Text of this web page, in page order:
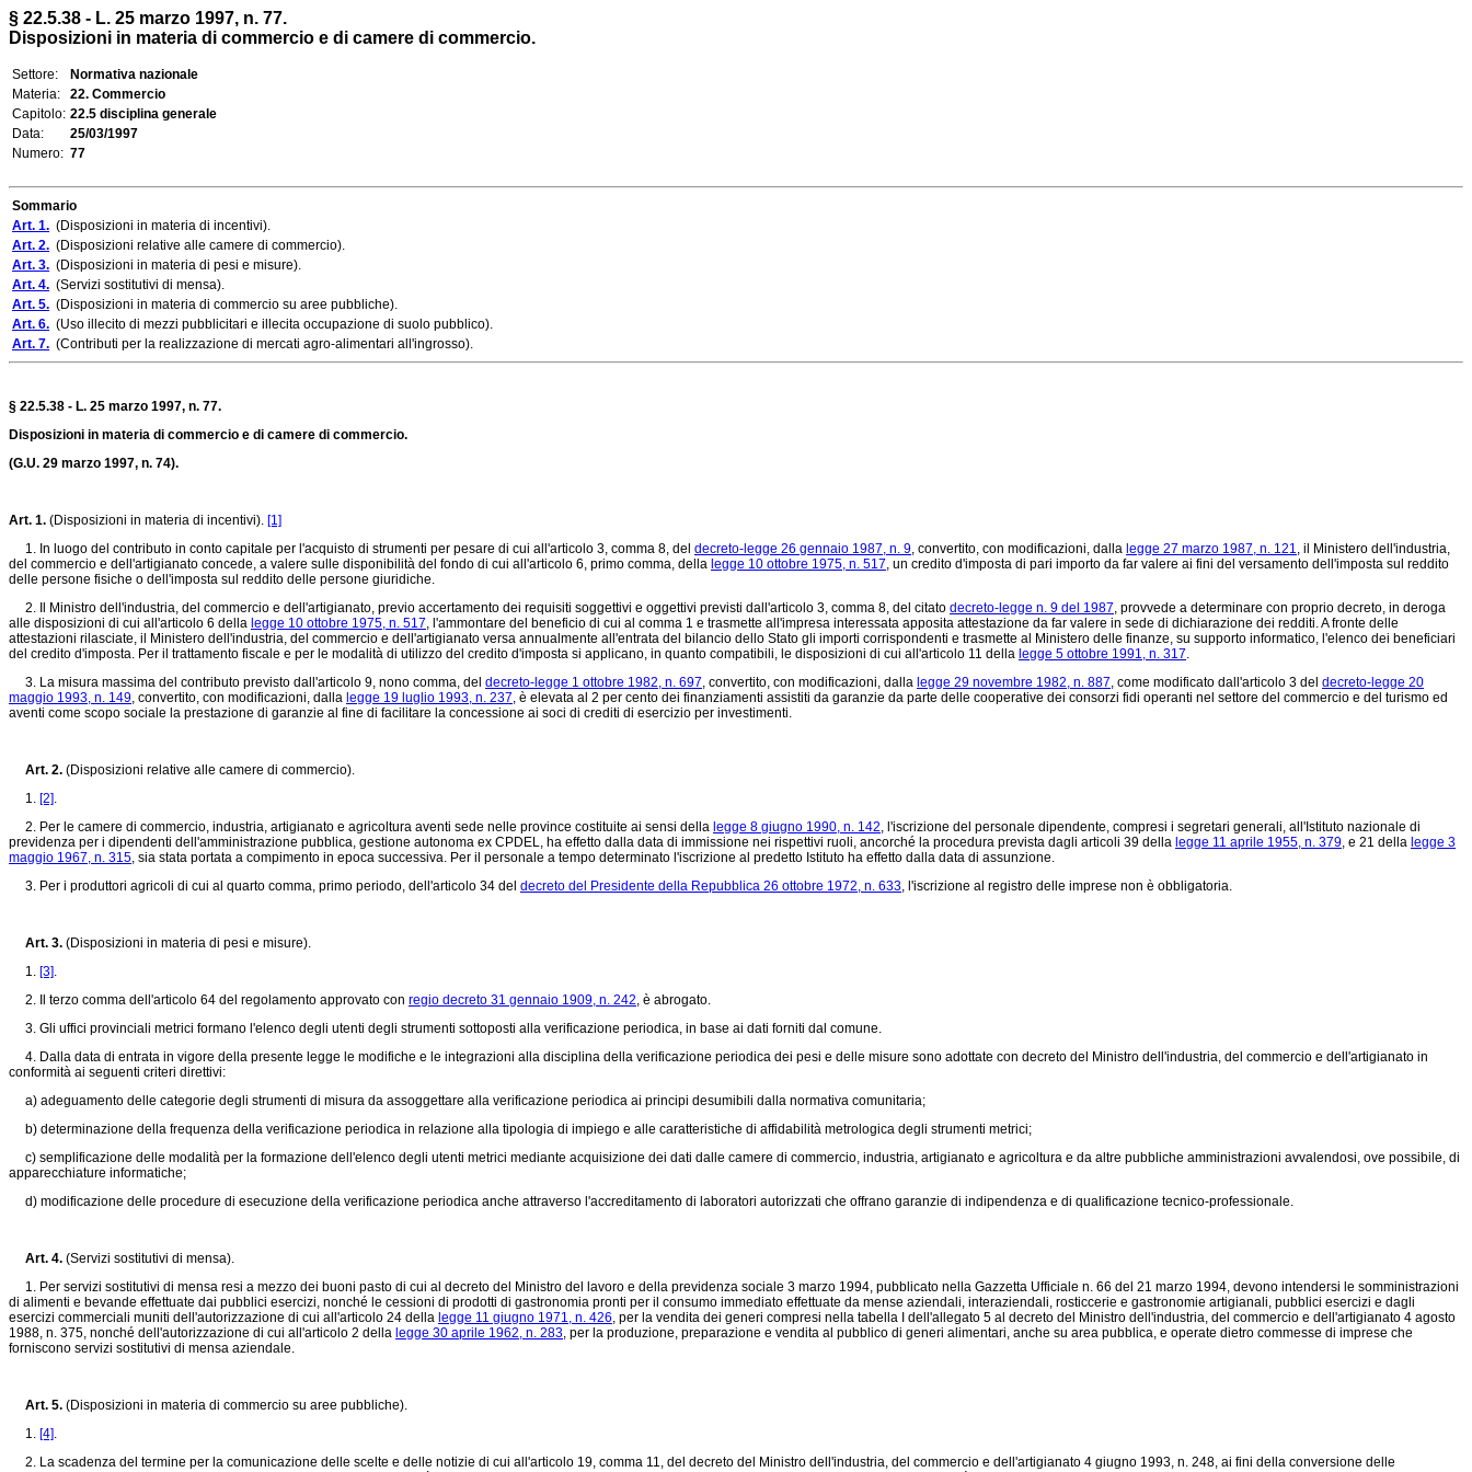
§ 22.5.38 - L. 25 marzo 1997, n. 77.
Disposizioni in materia di commercio e di camere di commercio.
Settore:
Normativa nazionale
Materia:
22. Commercio
Capitolo: 22.5 disciplina generale
Data:
25/03/1997
Numero: 77
Sommario
Art. 1. (Disposizioni in materia di incentivi).
Art. 2. (Disposizioni relative alle camere di commercio).
Art. 3. (Disposizioni in materia di pesi e misure).
Art. 4. (Servizi sostitutivi di mensa).
Art. 5. (Disposizioni in materia di commercio su aree pubbliche).
Art. 6. (Uso illecito di mezzi pubblicitari e illecita occupazione di suolo pubblico).
Art. 7. (Contributi per la realizzazione di mercati agro-alimentari all'ingrosso).
§ 22.5.38 - L. 25 marzo 1997, n. 77.
Disposizioni in materia di commercio e di camere di commercio.
(G.U. 29 marzo 1997, n. 74).
Art. 1. (Disposizioni in materia di incentivi). [1]
1. In luogo del contributo in conto capitale per l'acquisto di strumenti per pesare di cui all'articolo 3, comma 8, del decreto-legge 26 gennaio 1987, n. 9, convertito, con modificazioni, dalla legge 27 marzo 1987, n. 121, il Ministero dell'industria,
del commercio e dell'artigianato concede, a valere sulle disponibilità del fondo di cui all'articolo 6, primo comma, della legge 10 ottobre 1975, n. 517, un credito d'imposta di pari importo da far valere ai fini del versamento dell'imposta sul reddito
delle persone fisiche o dell'imposta sul reddito delle persone giuridiche.
2. Il Ministro dell'industria, del commercio e dell'artigianato, previo accertamento dei requisiti soggettivi e oggettivi previsti dall'articolo 3, comma 8, del citato decreto-legge n. 9 del 1987, provvede a determinare con proprio decreto, in deroga
alle disposizioni di cui all'articolo 6 della legge 10 ottobre 1975, n. 517, l'ammontare del beneficio di cui al comma 1 e trasmette all'impresa interessata apposita attestazione da far valere in sede di dichiarazione dei redditi. A fronte delle
attestazioni rilasciate, il Ministero dell'industria, del commercio e dell'artigianato versa annualmente all'entrata del bilancio dello Stato gli importi corrispondenti e trasmette al Ministero delle finanze, su supporto informatico, l'elenco dei beneficiari
del credito d'imposta. Per il trattamento fiscale e per le modalità di utilizzo del credito d'imposta si applicano, in quanto compatibili, le disposizioni di cui all'articolo 11 della legge 5 ottobre 1991, n. 317.
3. La misura massima del contributo previsto dall'articolo 9, nono comma, del decreto-legge 1 ottobre 1982, n. 697, convertito, con modificazioni, dalla legge 29 novembre 1982, n. 887, come modificato dall'articolo 3 del decreto-legge 20
maggio 1993, n. 149, convertito, con modificazioni, dalla legge 19 luglio 1993, n. 237, è elevata al 2 per cento dei finanziamenti assistiti da garanzie da parte delle cooperative dei consorzi fidi operanti nel settore del commercio e del turismo ed
aventi come scopo sociale la prestazione di garanzie al fine di facilitare la concessione ai soci di crediti di esercizio per investimenti.
Art. 2. (Disposizioni relative alle camere di commercio).
1. [2].
2. Per le camere di commercio, industria, artigianato e agricoltura aventi sede nelle province costituite ai sensi della legge 8 giugno 1990, n. 142, l'iscrizione del personale dipendente, compresi i segretari generali, all'Istituto nazionale di
previdenza per i dipendenti dell'amministrazione pubblica, gestione autonoma ex CPDEL, ha effetto dalla data di immissione nei rispettivi ruoli, ancorché la procedura prevista dagli articoli 39 della legge 11 aprile 1955, n. 379, e 21 della legge 3
maggio 1967, n. 315, sia stata portata a compimento in epoca successiva. Per il personale a tempo determinato l'iscrizione al predetto Istituto ha effetto dalla data di assunzione.
3. Per i produttori agricoli di cui al quarto comma, primo periodo, dell'articolo 34 del decreto del Presidente della Repubblica 26 ottobre 1972, n. 633, l'iscrizione al registro delle imprese non è obbligatoria.
Art. 3. (Disposizioni in materia di pesi e misure).
1. [3].
2. Il terzo comma dell'articolo 64 del regolamento approvato con regio decreto 31 gennaio 1909, n. 242, è abrogato.
3. Gli uffici provinciali metrici formano l'elenco degli utenti degli strumenti sottoposti alla verificazione periodica, in base ai dati forniti dal comune.
4. Dalla data di entrata in vigore della presente legge le modifiche e le integrazioni alla disciplina della verificazione periodica dei pesi e delle misure sono adottate con decreto del Ministro dell'industria, del commercio e dell'artigianato in
conformità ai seguenti criteri direttivi:
a) adeguamento delle categorie degli strumenti di misura da assoggettare alla verificazione periodica ai principi desumibili dalla normativa comunitaria;
b) determinazione della frequenza della verificazione periodica in relazione alla tipologia di impiego e alle caratteristiche di affidabilità metrologica degli strumenti metrici;
c) semplificazione delle modalità per la formazione dell'elenco degli utenti metrici mediante acquisizione dei dati dalle camere di commercio, industria, artigianato e agricoltura e da altre pubbliche amministrazioni avvalendosi, ove possibile, di
apparecchiature informatiche;
d) modificazione delle procedure di esecuzione della verificazione periodica anche attraverso l'accreditamento di laboratori autorizzati che offrano garanzie di indipendenza e di qualificazione tecnico-professionale.
Art. 4. (Servizi sostitutivi di mensa).
1. Per servizi sostitutivi di mensa resi a mezzo dei buoni pasto di cui al decreto del Ministro del lavoro e della previdenza sociale 3 marzo 1994, pubblicato nella Gazzetta Ufficiale n. 66 del 21 marzo 1994, devono intendersi le somministrazioni
di alimenti e bevande effettuate dai pubblici esercizi, nonché le cessioni di prodotti di gastronomia pronti per il consumo immediato effettuate da mense aziendali, interaziendali, rosticcerie e gastronomie artigianali, pubblici esercizi e dagli
esercizi commerciali muniti dell'autorizzazione di cui all'articolo 24 della legge 11 giugno 1971, n. 426, per la vendita dei generi compresi nella tabella I dell'allegato 5 al decreto del Ministro dell'industria, del commercio e dell'artigianato 4 agosto
1988, n. 375, nonché dell'autorizzazione di cui all'articolo 2 della legge 30 aprile 1962, n. 283, per la produzione, preparazione e vendita al pubblico di generi alimentari, anche su area pubblica, e operate dietro commesse di imprese che
forniscono servizi sostitutivi di mensa aziendale.
Art. 5. (Disposizioni in materia di commercio su aree pubbliche).
1. [4].
2. La scadenza del termine per la comunicazione delle scelte e delle notizie di cui all'articolo 19, comma 11, del decreto del Ministro dell'industria, del commercio e dell'artigianato 4 giugno 1993, n. 248, ai fini della conversione delle